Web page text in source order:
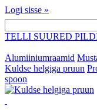
Logi sisse »
TELLI SUURED
Alumiiniumraamid
Kuldse helgiga pruun
spoon